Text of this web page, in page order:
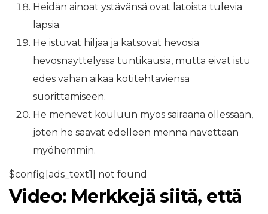
Heidän ainoat ystävänsä ovat latoista tulevia
lapsia.
He istuvat hiljaa ja katsovat hevosia
hevosnäyttelyssä tuntikausia, mutta eivät istu
edes vähän aikaa kotitehtäviensä
suorittamiseen.
He menevät kouluun myös sairaana ollessaan,
joten he saavat edelleen mennä navettaan
myöhemmin.
$config[ads_text1] not found
Video: Merkkejä siitä, että